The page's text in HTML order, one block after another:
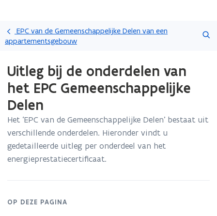
en
gaan
EPC van de Gemeenschappelijke Delen van een
appartementsgebouw
met
laden.
zich
op:
de
onderdelen
Gemeenschappelijke
Uitleg bij de onderdelen van
het EPC Gemeenschappelijke
Delen
Het ‘EPC van de Gemeenschappelijke Delen’ bestaat uit
verschillende onderdelen. Hieronder vindt u
gedetailleerde uitleg per onderdeel van het
energieprestatiecertificaat.
OP DEZE PAGINA